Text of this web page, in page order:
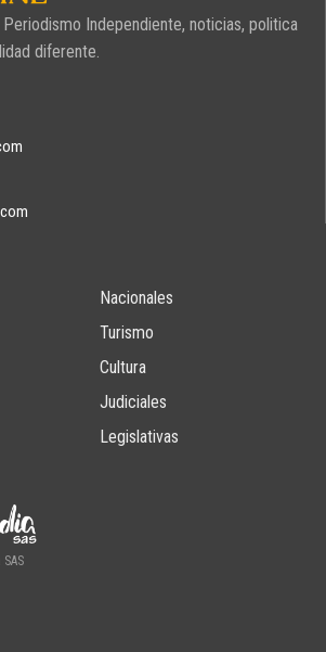
Independiente, noticias, politica
diferente.
Nacionales
Turismo
Cultura
Judiciales
Legislativas